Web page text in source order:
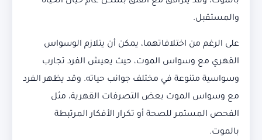
والمستقبل.
على الرغم من اختلافاتهما، يمكن أن يتلازم الوسواس
القهري مع وسواس الموت، حيث يعيش الفرد تجارب
وسواسية متنوعة في مختلف جوانب حياته. وقد يظهر الفرد
مع وسواس الموت بعض التصرفات القهرية، مثل
الفحص المستمر للصحة أو تكرار الأفكار المرتبطة
بالموت.